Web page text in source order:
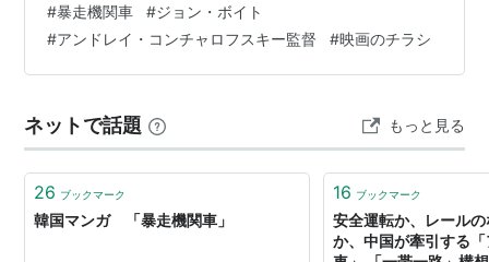
ダニー・トレホ
概要
凶悪犯のマニーと彼に憧れる若者バックはアラスカの刑
務所を脱獄し、機関車に乗り込む。だが発車直後に機関
士が心臓発作を起こして転落、機関車はスピードを上げ
て行く。事態を察知した鉄道会社は何とか収拾を図る一
方、マニーとは宿敵の刑務所長ランケンもヘリコプター
澤明。20年以上も前に黒澤はこの傑作シナリオを完成さ
せ日本人として初の海外との本格合作を企てたが種々の
理由から、この壮大な企画は実現しなかった。しかし、
の人々が映画化を志したが様々な障害がつきまとい映画
化不可能とされていたが…
#暴走機関車 #ジョン・ボイト
#アンドレイ・コンチャロフスキー監督 #映画のチラシ
ネットで話題 もっと見る
26 ブックマーク
韓国マンガ 「暴走機関車」
16 ブックマーク
安全運転か、レール
か、中国が牽引する